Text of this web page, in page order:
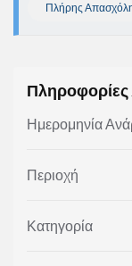
Πλήρης
Πληροφορίες
Ημερομηνία
Περιοχή
Κατηγορία